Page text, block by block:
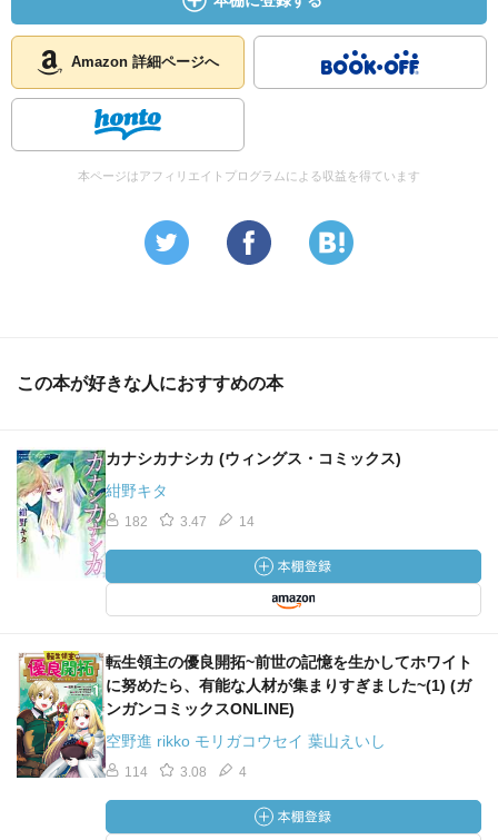
Amazon 詳細ページへ
本ページはアフィリエイトプログラムによる収益を得ています
この本が好きな人におすすめの本
カナシカナシカ (ウィングス・コミックス)
紺野キタ
182 3.47 14
転生領主の優良開拓~前世の記憶を生かしてホワイト
に努めたら、有能な人材が集まりすぎました~(1) (ガ
ンガンコミックスONLINE)
空野進 rikko モリガコウセイ 葉山えいし
114 3.08 4